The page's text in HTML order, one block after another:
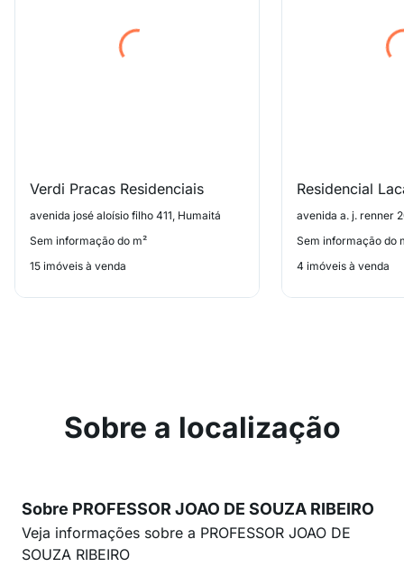
Verdi Pracas Residenciais
avenida josé aloísio filho 411, Humaitá
Sem informação do m²
15 imóveis à venda
Residencial
avenida a. j. renner
Sem informação do
4 imóveis à venda
Sobre a localização
Sobre PROFESSOR JOAO DE SOUZA RIBEIRO
Veja informações sobre a PROFESSOR JOAO DE
SOUZA RIBEIRO